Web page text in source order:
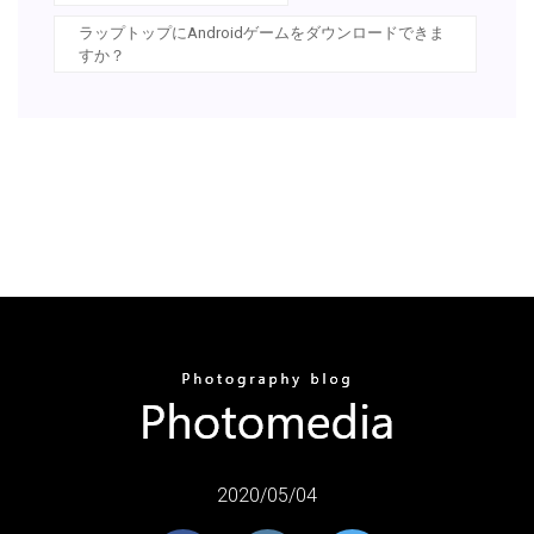
ラップトップにAndroidゲームをダウンロードできま
すか？
2020/05/04